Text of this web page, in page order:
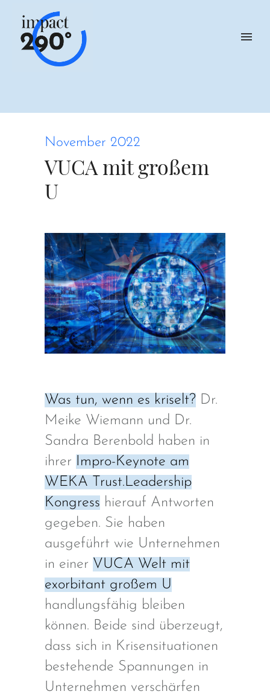
November 2022
VUCA mit großem
U
Was tun, wenn es kriselt? Dr.
Meike Wiemann und Dr.
Sandra Berenbold haben in
ihrer Impro-Keynote am
WEKA Trust.Leadership
Kongress hierauf Antworten
gegeben. Sie haben
ausgeführt wie Unternehmen
in einer VUCA Welt mit
exorbitant großem U
handlungsfähig bleiben
können. Beide sind überzeugt,
dass sich in Krisensituationen
bestehende Spannungen in
Unternehmen verschärfen